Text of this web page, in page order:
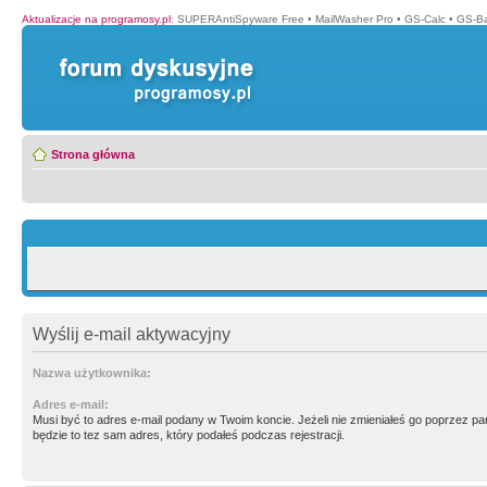
Aktualizacje na programosy.pl: SUPERAntiSpyware Free • MailWasher Pro • GS-Calc • GS-
Strona główna
Wyślij e-mail aktywacyjny
Nazwa użytkownika:
Adres e-mail:
Musi być to adres e-mail podany w Twoim koncie. Jeżeli nie zmieniałeś go poprzez
będzie to tez sam adres, który podałeś podczas rejestracji.